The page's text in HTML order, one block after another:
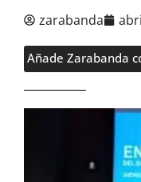
zarabanda
Añade Zarabanda